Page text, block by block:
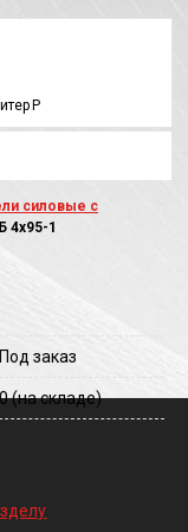
Р
силовые с
4х95-1
Под заказ
0(на складе)